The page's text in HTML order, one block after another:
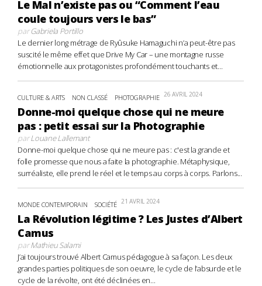
Le Mal n’existe pas ou “Comment l’eau
coule toujours vers le bas”
parGabriela Portillo
Le dernier long métrage de Ryûsuke Hamaguchi n’a peut-être pas
suscité le même effet que Drive My Car – une montagne russe
émotionnelle aux protagonistes profondément touchants et...
CULTURE & ARTS NON CLASSÉ PHOTOGRAPHIE 26 AVRIL 2024
Donne-moi quelque chose qui ne meure
pas : petit essai sur la Photographie
parLouane Lallemant
Donne-moi quelque chose qui ne meure pas : c'est la grande et
folle promesse que nous a faite la photographie. Métaphysique,
surréaliste, elle prend le réel et le temps au corps à corps. Parlons...
MONDE CONTEMPORAIN SOCIÉTÉ 21 AVRIL 2024
La Révolution légitime ? Les Justes d’Albert
Camus
parMathieu Salami
J’ai toujours trouvé Albert Camus pédagogue à sa façon. Les deux
grandes parties politiques de son oeuvre, le cycle de l’absurde et le
cycle de la révolte, ont été déclinées en...